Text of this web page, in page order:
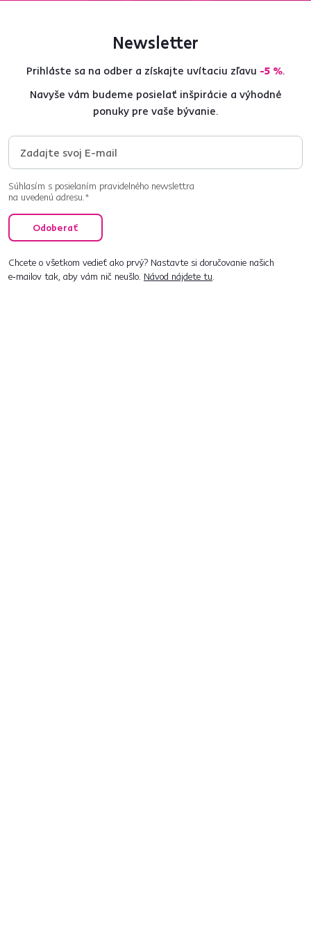
Newsletter
Prihláste sa na odber a získajte uvítaciu zľavu -5 %.
Navyše vám budeme posielať inšpirácie a výhodné
ponuky pre vaše bývanie.
Súhlasím s posielaním pravidelného newslettra
na uvedenú adresu.*
Odoberať
Chcete o všetkom vedieť ako prvý? Nastavte si doručovanie našich
e‑mailov tak, aby vám nič neušlo. Návod nájdete tu.